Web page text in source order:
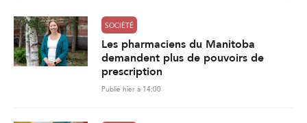
SOCIÉTÉ
Les pharmaciens du Manitoba
demandent plus de pouvoirs de
prescription
Publié hier à 14:00